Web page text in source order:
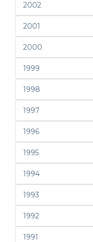
2002
2001
2000
1999
1998
1997
1996
1995
1994
1993
1992
1991